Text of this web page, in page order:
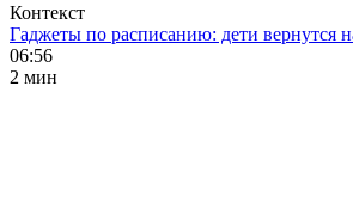
Контекст
Гаджеты по расписанию: дети вернутся
06:56
2 мин